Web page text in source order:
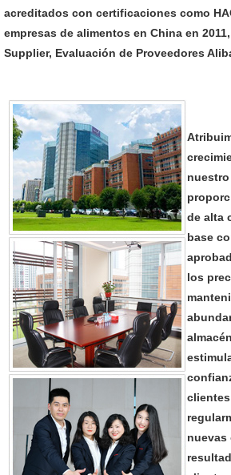
acreditados con certificaciones como
empresas de alimentos en China en
Supplier, Evaluación de Proveedores
de alta
base
los
nuevas